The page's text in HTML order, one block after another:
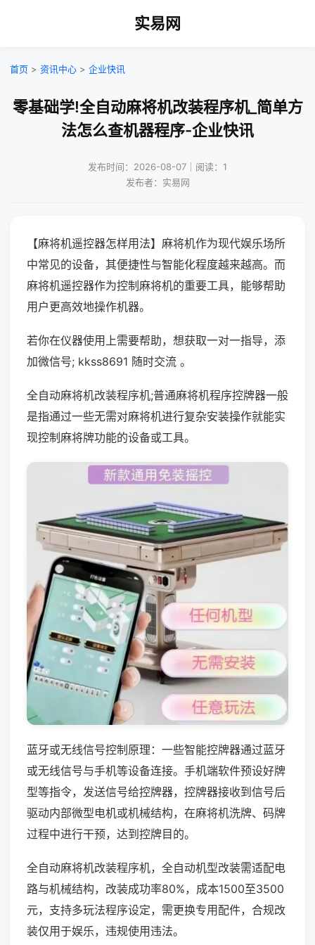
实易网
首页 > 资讯中心 > 企业快讯
零基础学!全自动麻将机改装程序机_简单方
法怎么查机器程序-企业快讯
发布时间：2026-08-07｜阅读：1
发布者：实易网
【麻将机遥控器怎样用法】麻将机作为现代娱乐场所
中常见的设备，其便捷性与智能化程度越来越高。而
麻将机遥控器作为控制麻将机的重要工具，能够帮助
用户更高效地操作机器。
若你在仪器使用上需要帮助，想获取一对一指导，添
加微信号; kkss8691 随时交流 。
全自动麻将机改装程序机;普通麻将机程序控牌器一般
是指通过一些无需对麻将机进行复杂安装操作就能实
现控制麻将牌功能的设备或工具。
蓝牙或无线信号控制原理：一些智能控牌器通过蓝牙
或无线信号与手机等设备连接。手机端软件预设好牌
型等指令，发送信号给控牌器，控牌器接收到信号后
驱动内部微型电机或机械结构，在麻将机洗牌、码牌
过程中进行干预，达到控牌目的。
全自动麻将机改装程序机，全自动机型改装需适配电
路与机械结构，改装成功率80%，成本1500至3500
元，支持多玩法程序设定，需更换专用配件，合规改
装仅用于娱乐，违规使用违法。